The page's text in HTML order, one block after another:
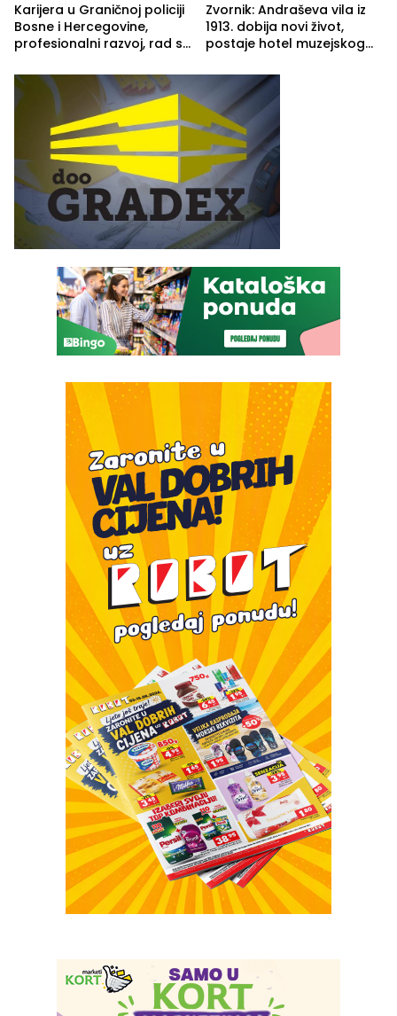
Karijera u Graničnoj policiji
Bosne i Hercegovine,
profesionalni razvoj, rad sa
služba građanima
Zvornik: Andraševa vila iz
1913. dobija novi život,
postaje hotel muzejskog